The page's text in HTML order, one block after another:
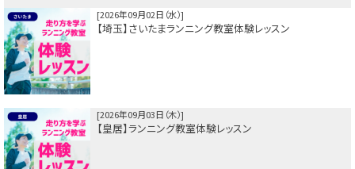
2026年09月02日（水）
【埼玉】さいたまランニング教室体験レッスン
2026年09月03日（木）
【皇居】ランニング教室体験レッスン